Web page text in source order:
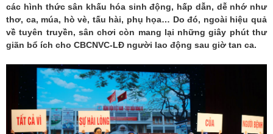
các hình thức sân khấu hóa sinh động, hấp dẫn, dễ nhớ như
thơ, ca, múa, hò vè, tấu hài, phụ họa… Do đó, ngoài hiệu quả
về tuyên truyền, sân chơi còn mang lại những giây phút thư
giãn bổ ích cho CBCNVC-LĐ người lao động sau giờ tan ca.